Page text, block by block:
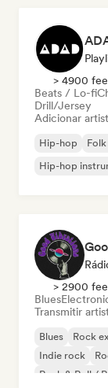
> 4900
Beats / Lo-fi
Drill/Jersey
Adicionar
Hip-hop
Hip-hop
> 2900
Blues
Transmitir
Blues Rock
Indie rock
Rock & Roll /